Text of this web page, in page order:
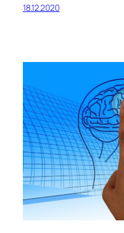
18.12.2020